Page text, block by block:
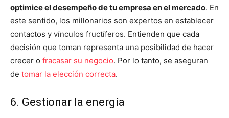
optimice el desempeño de tu empresa en el mercado. En
este sentido, los millonarios son expertos en establecer
contactos y vínculos fructíferos. Entienden que cada
decisión que toman representa una posibilidad de hacer
crecer o fracasar su negocio. Por lo tanto, se aseguran
de tomar la elección correcta.
6. Gestionar la energía